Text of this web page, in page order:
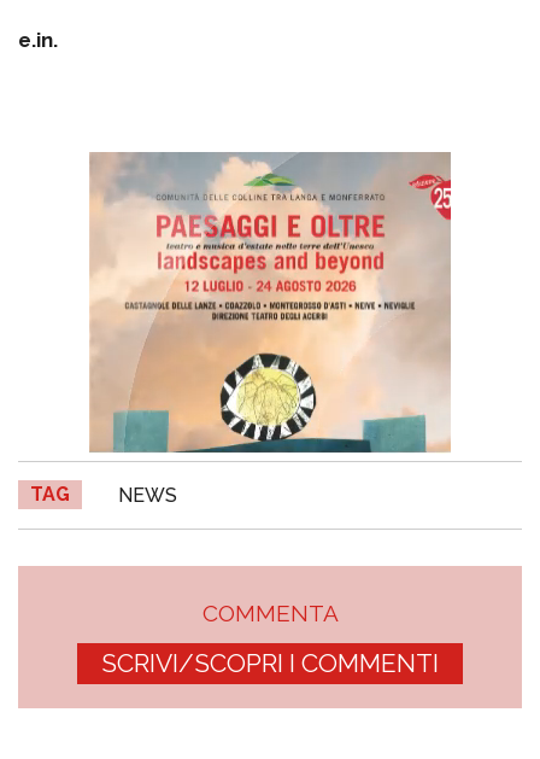
e.in.
TAG NEWS
COMMENTA
SCRIVI/SCOPRI I COMMENTI